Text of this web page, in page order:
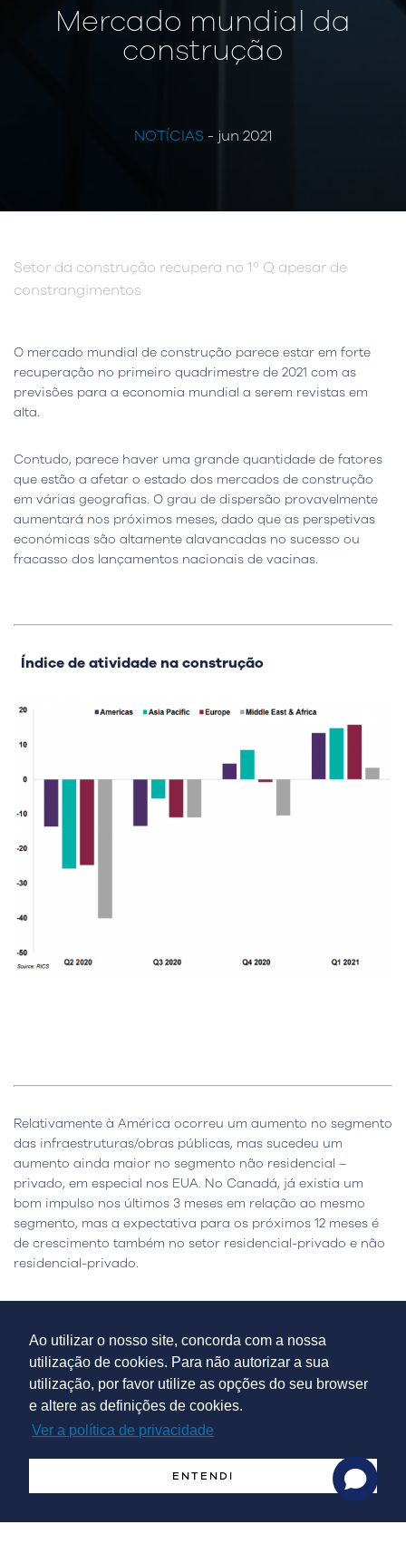
Ao utilizar o nosso site, concorda com a nossa
utilização de cookies. Para não autorizar a sua
utilização, por favor utilize as opções do seu browser
e altere as definições de cookies.
Ver a política de privacidade
ENTENDI
Mercado mundial da
construção
NOTÍCIAS - jun 2021
Setor da construção recupera no 1º Q apesar de
constrangimentos
O mercado mundial de construção parece estar em forte
recuperação no primeiro quadrimestre de 2021 com as
previsões para a economia mundial a serem revistas em
alta.
Contudo, parece haver uma grande quantidade de fatores
que estão a afetar o estado dos mercados de construção
em várias geografias. O grau de dispersão provavelmente
aumentará nos próximos meses, dado que as perspetivas
económicas são altamente alavancadas no sucesso ou
fracasso dos lançamentos nacionais de vacinas.
Índice de atividade na construção
Relativamente à América ocorreu um aumento no segmento
das infraestruturas/obras públicas, mas sucedeu um
aumento ainda maior no segmento não residencial –
privado, em especial nos EUA. No Canadá, já existia um
bom impulso nos últimos 3 meses em relação ao mesmo
segmento, mas a expectativa para os próximos 12 meses é
de crescimento também no setor residencial-privado e não
residencial-privado.
infraestruturas/obras públicas é o que mais cresceu,
motivado pela China e Austrália. Isto impulsiona a
contratação de pessoal, em especial na China, Austrália e
Nova Zelândia, sendo apenas expectável que diminua na
Malásia e Coreia do Sul. Mercados mais dependentes de
mão de obra migrante, como a Índia e Singapura, um dos
que por sua vez faz aumentar o custo da mão de obra.